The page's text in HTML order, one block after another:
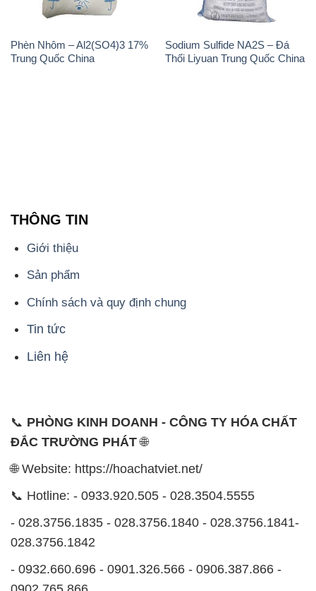
Phèn Nhôm – Al2(SO4)3 17%
Trung Quốc China
Sodium Sulfide NA2S – Đá
Thối Liyuan Trung Quốc China
THÔNG TIN
Giới thiệu
Sản phẩm
Chính sách và quy định chung
Tin tức
Liên hệ
📞 PHÒNG KINH DOANH - CÔNG TY HÓA CHẤT
ĐẮC TRƯỜNG PHÁT🌐
🌐 Website: https://hoachatviet.net/
📞 Hotline: - 0933.920.505 - 028.3504.5555
- 028.3756.1835 - 028.3756.1840 - 028.3756.1841-
028.3756.1842
- 0932.660.696 - 0901.326.566 - 0906.387.866 -